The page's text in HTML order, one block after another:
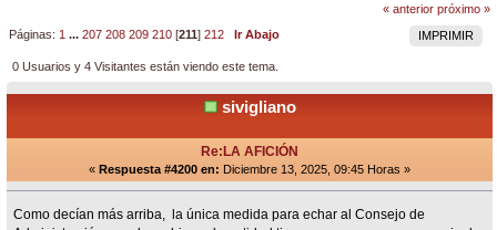
« anterior próximo »
IMPRIMIR
Páginas: 1 ...207 208 209 210 [211]212 Ir Abajo
0 Usuarios y 4 Visitantes están viendo este tema.
sivigliano
Re:LA AFICIÓN
« Respuesta #4200 en: Diciembre 13, 2025, 09:45 Horas »
Como decían más arriba, la única medida para echar al Consejo de